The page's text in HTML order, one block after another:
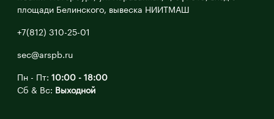
площади Белинского, вывеска НИИТМАШ
+7(812) 310-25-01
sec@arspb.ru
Пн - Пт: 10:00 - 18:00
Сб & Вс: Выходной